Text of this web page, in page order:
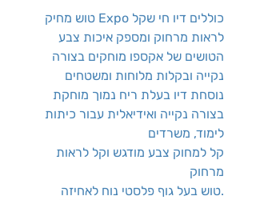
טוש מחיק Expo כוללים דיו חי שקל
לראות מרחוק ומספק איכות צבע
הטושים של אקספו מוחקים בצורה
נקייה ובקלות מלוחות ומשטחים
נוסחת דיו בעלת ריח נמוך מוחקת
בצורה נקייה ואידיאלית עבור כיתות
לימוד, משרדים
קל למחוק צבע מודגש וקל לראות
מרחוק
טוש בעל גוף פלסטי נוח לאחיזה.